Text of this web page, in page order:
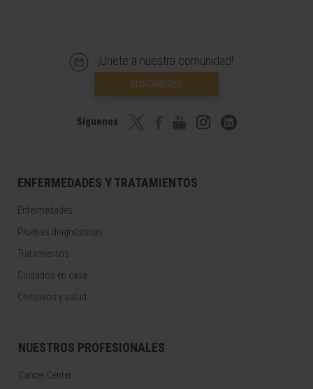
¡Únete a nuestra comunidad!
SUSCRIBIRSE
Síguenos
ENFERMEDADES Y TRATAMIENTOS
Enfermedades
Pruebas diagnósticas
Tratamientos
Cuidados en casa
Chequeos y salud
NUESTROS PROFESIONALES
Cancer Center